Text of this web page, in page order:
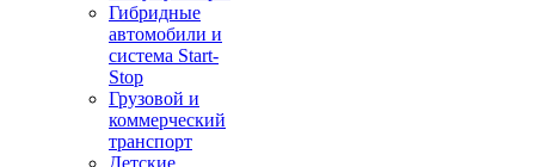
Гибридные
автомобили и
система Start-
Stop
Грузовой и
коммерческий
транспорт
Детские